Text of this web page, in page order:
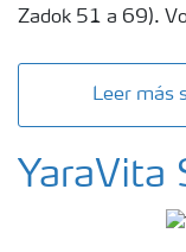
Zadok 51 a 69).
Leer más
YaraVita